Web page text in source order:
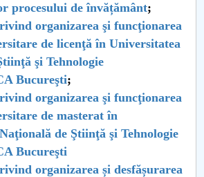
procesului de învățământ;
organizarea şi funcţionarea
de licenţă în Universitatea
şi Tehnologie
Bucureşti;
organizarea şi funcţionarea
de masterat în
de Ştiinţă şi Tehnologie
Bucureşti
organizarea și desfășurarea